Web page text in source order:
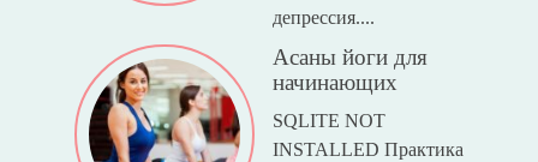
депрессия....
Асаны йоги для
начинающих
SQLITE NOT
INSTALLED Практика